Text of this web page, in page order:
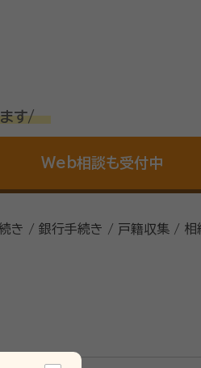
す/
Web相談も受付中
き / 銀行手続き / 戸籍収集 / 相